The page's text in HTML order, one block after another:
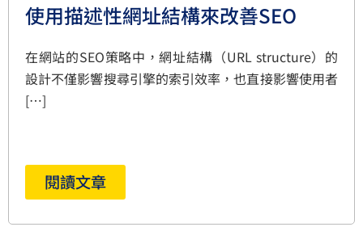
使用描述性網址結構來改善SEO
在網站的SEO策略中，網址結構（URL structure）的
設計不僅影響搜尋引擎的索引效率，也直接影響使用者
[…]
閱讀文章